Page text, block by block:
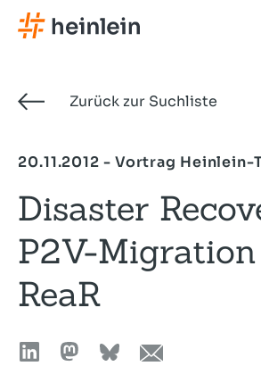
Direkt
zum
Zurück zur Suchliste
20.11.2012 - Vortrag Heinlein-
Disaster
P2V-
ReaR